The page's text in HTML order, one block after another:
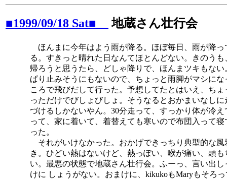
■1999/09/18 Sat■ 地蔵さん壮行会
ほんまに今年はよう雨が降る。ほぼ毎日、雨が降っ
る。すきっと晴れた日なんてほとんどない。きのうも
帰ろうと思うたら、どしゃ降りで、ほんまツキもない
ぱり止みそうにもないので、ちょっと雨脚がマシにな
ころで飛びだして行った。予想してたとはいえ、ちょ
っただけでびしょびしょ。そうなるとおかまいなしに
づけるしかないやん。30分走って、すっかり体が冷え
って、家に着いて、着替えても寒いので布団入って寝
った。
それがいけなかった。おかげできっちり典型的な風
き。ひどい熱はないけど、熱っぽい、喉が痛い、頭も
い。最悪の状態で地蔵さん壮行会。ふーっ、言い出し
けに しょうがない。おまけに、kikukoもMaryもそろ